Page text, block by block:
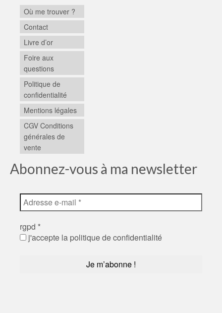
Où me trouver ?
Contact
Livre d’or
Foire aux
questions
Politique de
confidentialité
Mentions légales
CGV Conditions
générales de
vente
Abonnez-vous à ma newsletter
rgpd *
j'accepte la politique de confidentialité